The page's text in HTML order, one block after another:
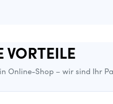
VORTEILE
Online-Shop – wir sind Ihr